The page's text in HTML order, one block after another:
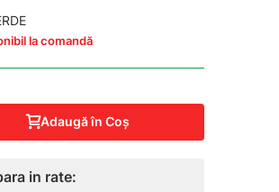
la comandă
Adaugă în Coş
in rate: